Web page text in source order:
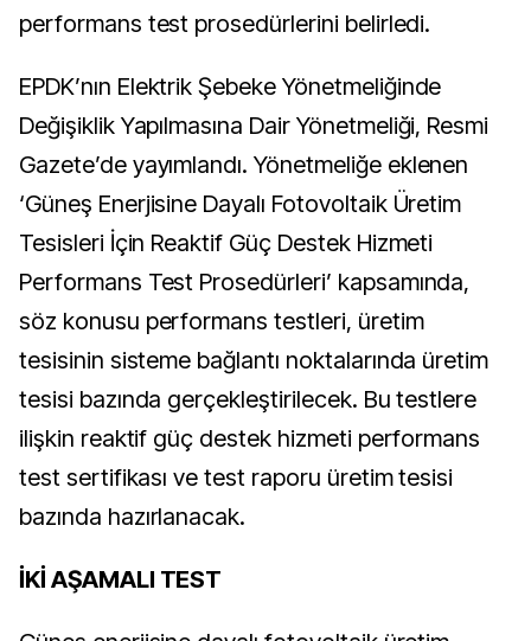
performans test prosedürlerini belirledi.
EPDK’nın Elektrik Şebeke Yönetmeliğinde
Değişiklik Yapılmasına Dair Yönetmeliği, Resmi
Gazete’de yayımlandı. Yönetmeliğe eklenen
‘Güneş Enerjisine Dayalı Fotovoltaik Üretim
Tesisleri İçin Reaktif Güç Destek Hizmeti
Performans Test Prosedürleri’ kapsamında,
söz konusu performans testleri, üretim
tesisinin sisteme bağlantı noktalarında üretim
tesisi bazında gerçekleştirilecek. Bu testlere
ilişkin reaktif güç destek hizmeti performans
test sertifikası ve test raporu üretim tesisi
bazında hazırlanacak.
İKİ AŞAMALI TEST